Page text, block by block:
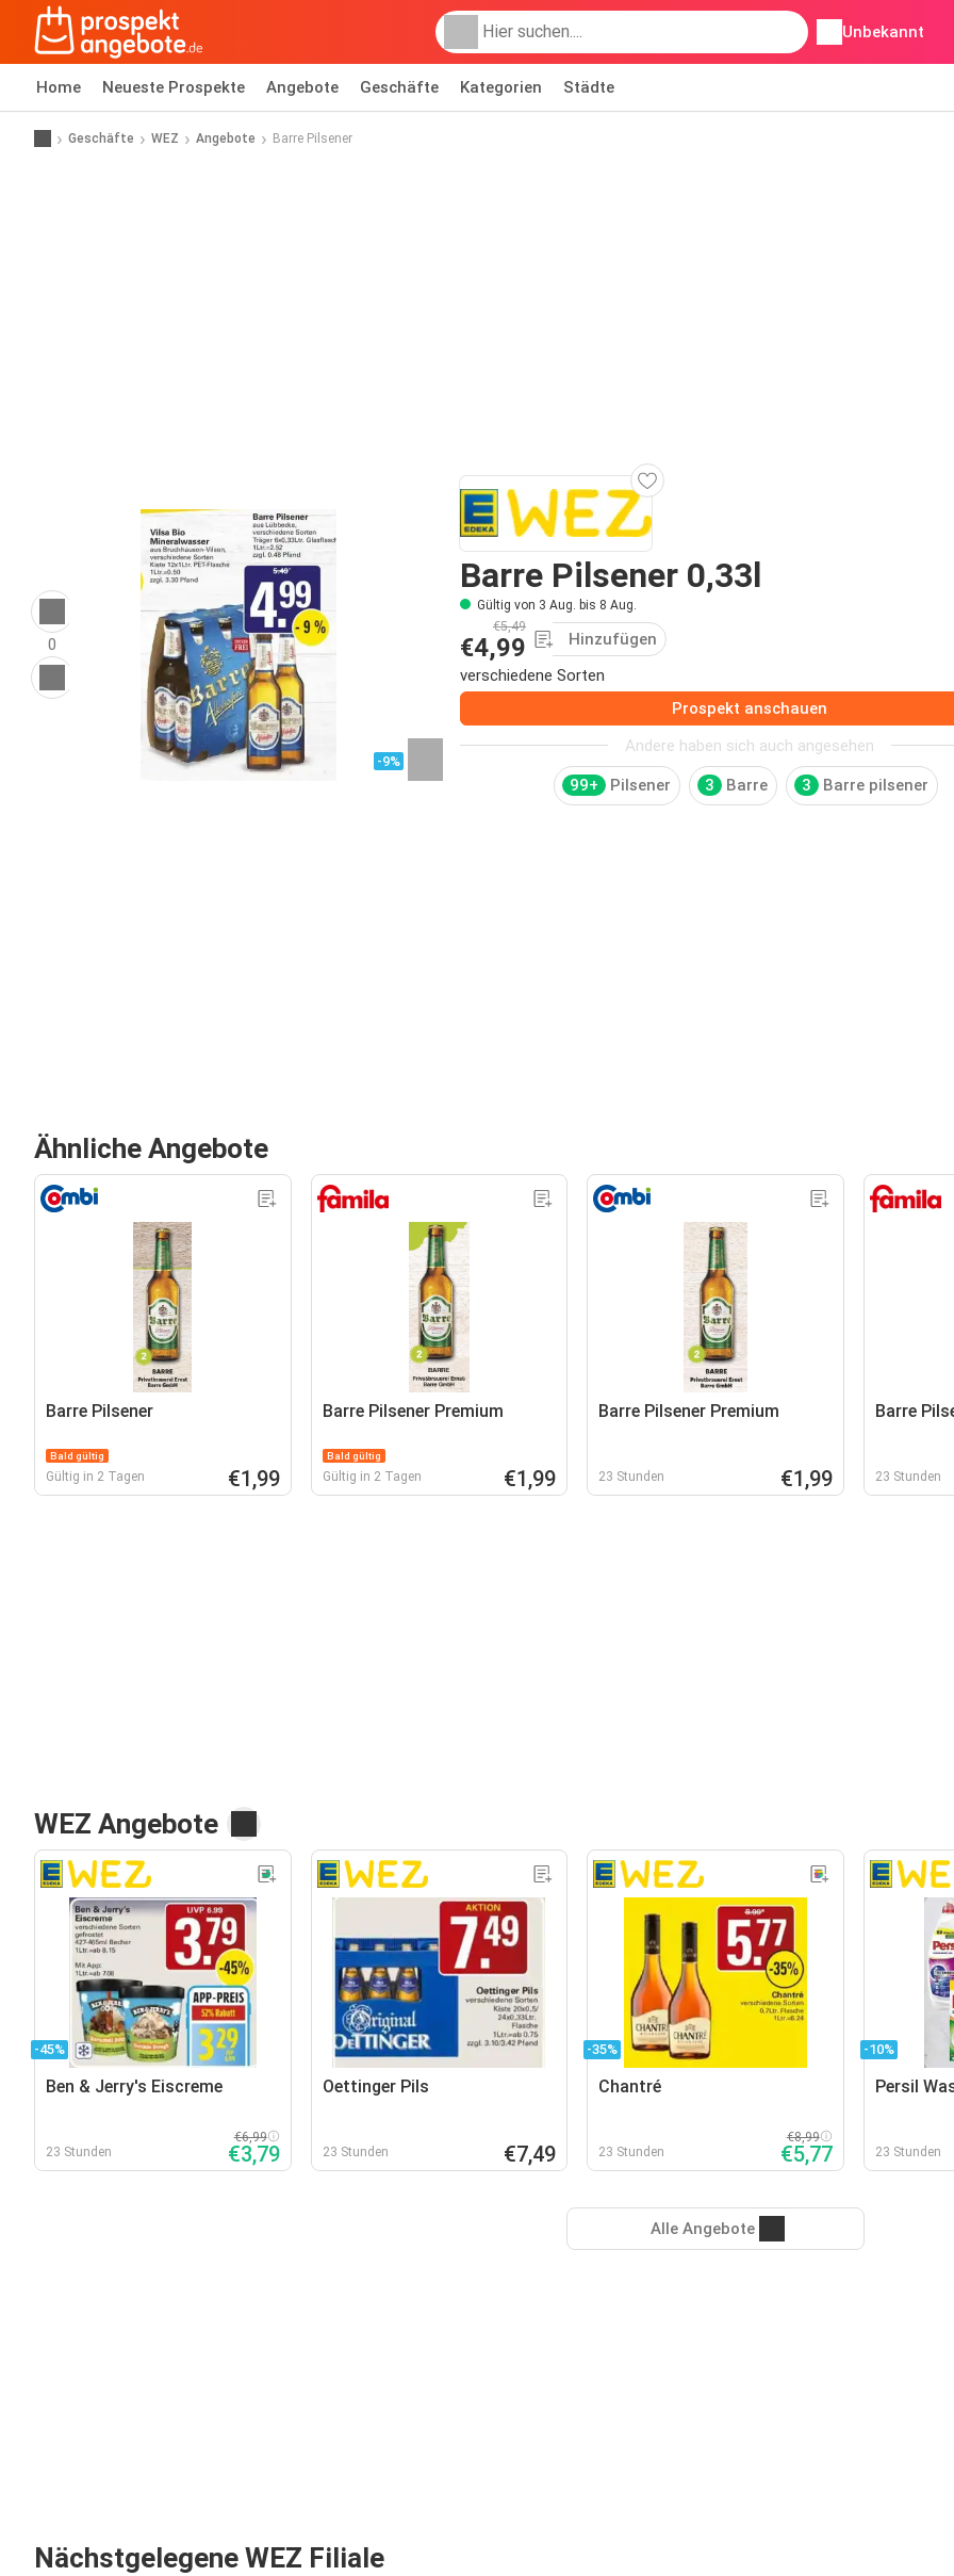
Unbekannt
Home Neueste Prospekte Angebote Geschäfte Kategorien Städte
Geschäfte WEZ Angebote Barre Pilsener
0
-9%
Barre Pilsener 0,33l
Gültig von 3 Aug. bis 8 Aug.
€5,49
€4,99
Hinzufügen
verschiedene Sorten
Prospekt anschauen
Andere haben sich auch angesehen
99+ Pilsener 3 Barre 3 Barre pilsener
Ähnliche Angebote
Barre Pilsener
Bald gültig
Gültig in 2 Tagen €1,99
Barre Pilsener Premium
Bald gültig
Gültig in 2 Tagen €1,99
Barre Pilsener Premium
23 Stunden €1,99
Barre
23 Stunden
WEZ Angebote
-45%
Ben & Jerry's Eiscreme
23 Stunden
€6,99
€3,79
Oettinger Pils
23 Stunden €7,49
-35%
Chantré
23 Stunden
€8,99
€5,77
-10%
Persil
23 Stunden
Alle Angebote
Nächstgelegene WEZ Filiale